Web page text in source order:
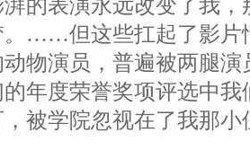
的表演永远改变了我
。……但这些扛起了影片
物演员，普遍被两腿
年度荣誉奖项评选中
被学院忽视在了我那小